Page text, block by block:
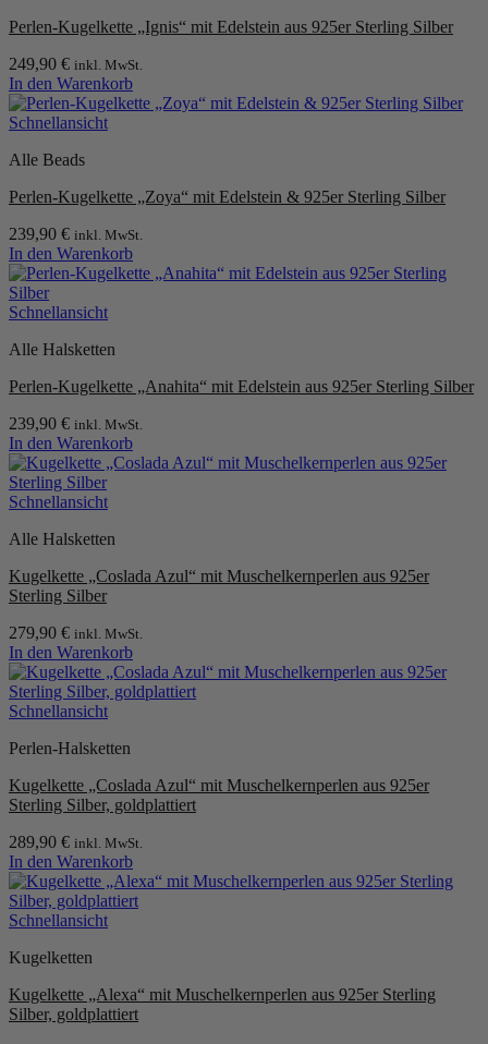
Perlen-Kugelkette „Ignis“ mit Edelstein aus 925er Sterling Silber
249,90 € inkl. MwSt.
In den Warenkorb
Schnellansicht
Alle Beads
Perlen-Kugelkette „Zoya“ mit Edelstein & 925er Sterling Silber
239,90 € inkl. MwSt.
In den Warenkorb
Schnellansicht
Alle Halsketten
Perlen-Kugelkette „Anahita“ mit Edelstein aus 925er Sterling Silber
239,90 € inkl. MwSt.
In den Warenkorb
Schnellansicht
Alle Halsketten
Kugelkette „Coslada Azul“ mit Muschelkernperlen aus 925er
Sterling Silber
279,90 € inkl. MwSt.
In den Warenkorb
Schnellansicht
Perlen-Halsketten
Kugelkette „Coslada Azul“ mit Muschelkernperlen aus 925er
Sterling Silber, goldplattiert
289,90 € inkl. MwSt.
In den Warenkorb
Schnellansicht
Kugelketten
Kugelkette „Alexa“ mit Muschelkernperlen aus 925er Sterling
Silber, goldplattiert